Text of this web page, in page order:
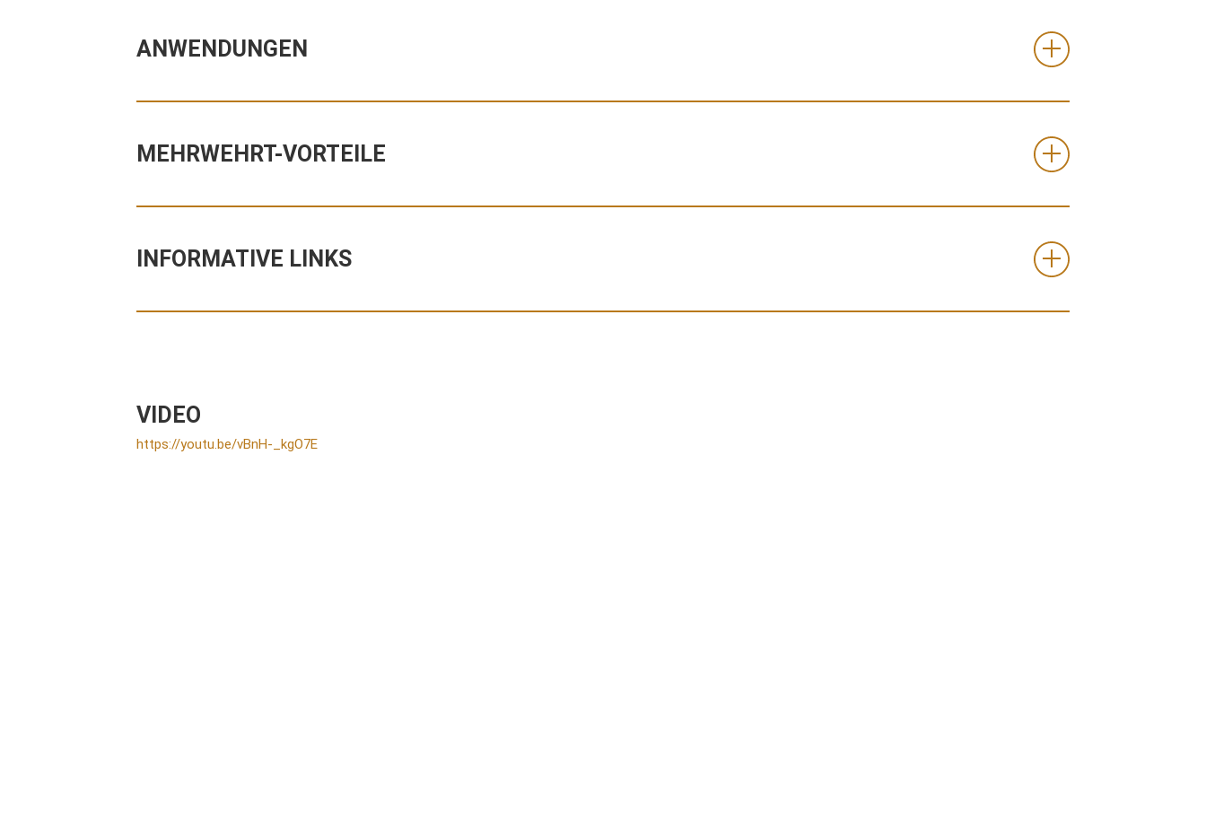
ANWENDUNGEN
MEHRWEHRT-VORTEILE
INFORMATIVE LINKS
VIDEO
https://youtu.be/vBnH-_kgO7E